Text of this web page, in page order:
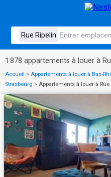
1 878 appartements à louer à
Accueil > Appartements à louer à Bas-
Strasbourg > Appartements à louer à Rue